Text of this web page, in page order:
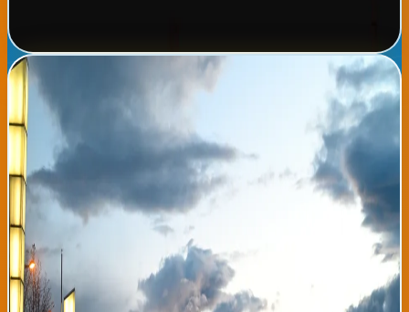
Leer noticia completa →
Miércoles tropical en Bilbao y Donostia: 26°C con lluvias
intermitentes por la tarde
Este miércoles 5 de agosto, el País Vasco disfrutará de una
jornada con temperaturas agradables y cielo parcialmente
nublado, aunque con alertas de lluvias intermitentes a partir de
media tarde. La temperatura máxima alcanzará los 26 grados
centígrados en Bilbao y 25 en Donostia, mientras que los mínimos
rondarán los 18 grados. Los vientos serán moderados del norte,
entre 15 y 25 kilómetros por hora, con posibles ráfagas en zonas
de costa. La Agencia Estatal de Meteorología ha emitido un aviso
de lluvia débil a moderada para la zona costera donostiarra
entre las 17:00 y las 21:00 horas, aconsejando a los ciudadanos